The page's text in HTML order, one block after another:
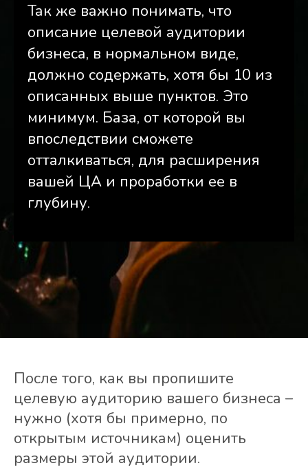
Так же важно понимать, что
описание целевой аудитории
бизнеса, в нормальном виде,
должно содержать, хотя бы 10 из
описанных выше пунктов. Это
минимум. База, от которой вы
впоследствии сможете
отталкиваться, для расширения
вашей ЦА и проработки ее в
глубину.
После того, как вы пропишите
целевую аудиторию вашего бизнеса –
нужно (хотя бы примерно, по
открытым источникам) оценить
размеры этой аудитории.